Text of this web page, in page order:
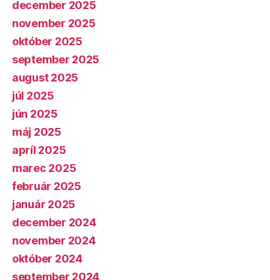
december 2025
november 2025
október 2025
september 2025
august 2025
júl 2025
jún 2025
máj 2025
apríl 2025
marec 2025
február 2025
január 2025
december 2024
november 2024
október 2024
september 2024